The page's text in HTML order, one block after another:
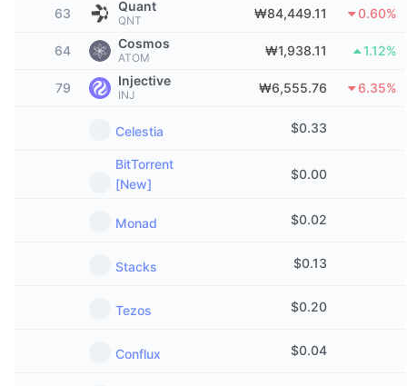
가장 많이 방문한 종목
커뮤니티 정서
비트코인 도미넌스
CoinMarketCap 20 지수
가상자산 ETF
비트코인 ETF
이더리움 ETF
FAQ
AI 통합
스킬 마켓플레이스
CMC MCP
주요 뉴스
텔레그램 봇
사이트 위젯
63 Quant
QNT ₩84,449.11 0.60%
64 Cosmos
ATOM ₩1,938.11 1.12%
79 Injective
INJ ₩6,555.76 6.35%
Celestia $0.33
BitTorrent
[New]
$0.00
Monad $0.02
Stacks $0.13
Tezos $0.20
Conflux $0.04